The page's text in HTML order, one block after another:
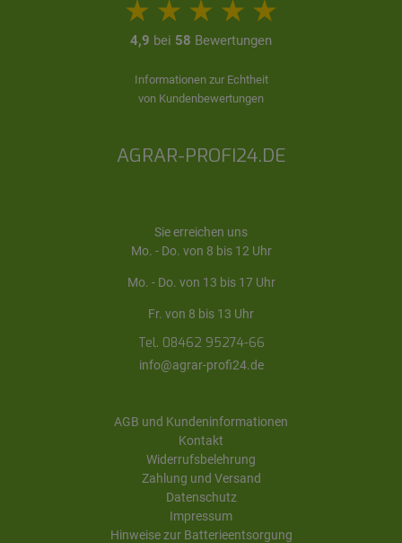
4,9 bei 58 Bewertungen
Informationen zur Echtheit
von Kundenbewertungen
AGRAR-PROFI24.DE
Sie erreichen uns
Mo. - Do. von 8 bis 12 Uhr
Mo. - Do. von 13 bis 17 Uhr
Fr. von 8 bis 13 Uhr
Tel. 08462 95274-66
info@agrar-profi24.de
AGB und Kundeninformationen
Kontakt
Widerrufsbelehrung
Zahlung und Versand
Datenschutz
Impressum
Hinweise zur Batterieentsorgung